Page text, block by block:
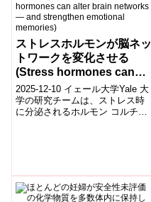
ストレスホルモンが脳ネッ
トワークを変化させる
(Stress hormones can
alter brain networks ―
and strengthen
emotional memories)
2025-12-10 イェール大学Yale 大
学の研究チームは、ストレス時
に分泌されるホルモン コルチゾ